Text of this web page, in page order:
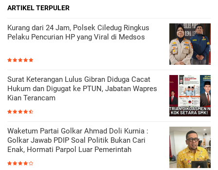
ARTIKEL TERPULER
Kurang dari 24 Jam, Polsek Ciledug Ringkus
Pelaku Pencurian HP yang Viral di Medsos
Surat Keterangan Lulus Gibran Diduga Cacat
Hukum dan Digugat ke PTUN, Jabatan Wapres
Kian Terancam
Waketum Partai Golkar Ahmad Doli Kurnia :
Golkar Jawab PDIP Soal Politik Bukan Cari
Enak, Hormati Parpol Luar Pemerintah